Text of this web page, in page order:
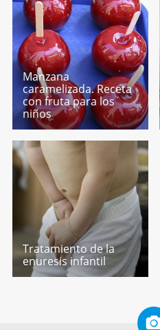
Manzana
caramelizada. Receta
con fruta para los
niños
Tratamiento de la
enuresis infantil